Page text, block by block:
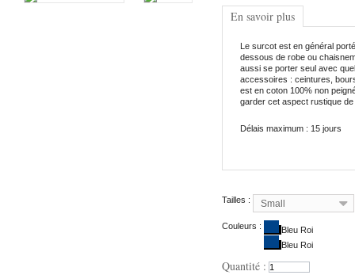
En savoir plus
Le surcot est en général
dessous de robe ou
aussi se porter seul avec
accessoires : ceintures,
est en coton 100% non
garder cet aspect rustique de
Délais maximum : 15 jours
Tailles : Small
Couleurs :
Bleu Roi
Bleu Roi
Quantité :